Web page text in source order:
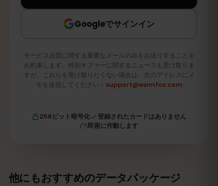
Googleでサインイン
サービス品質に関する重要なメールのみをお送りすることを
お約束します。特別オファーに関するニュースも受け取りま
すが、これらを受け取りたくない場合は、次のアドレスにメ
モを送信してください： support@esimfox.com
256ビット暗号化
登録されたカードはありません
即座に作動します
他にもおすすめのデータパッケージ